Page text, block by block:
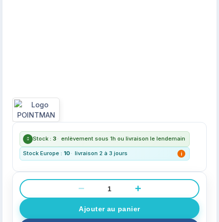
Stock : 3 · enlèvement sous 1h ou livraison le lendemain
Stock Europe : 10 · livraison 2 à 3 jours i
− +